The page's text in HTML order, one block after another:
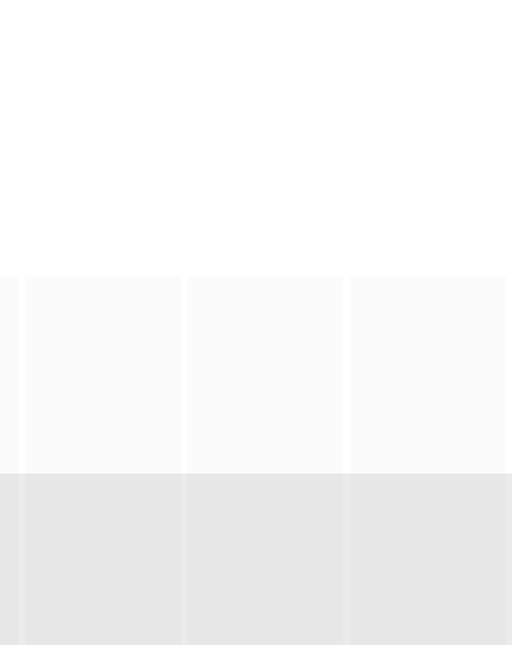
通过在途径补给站完成挑战任
待的“封神厨房”再度启幕，从厨艺竞技进化为“点燃城市与大众